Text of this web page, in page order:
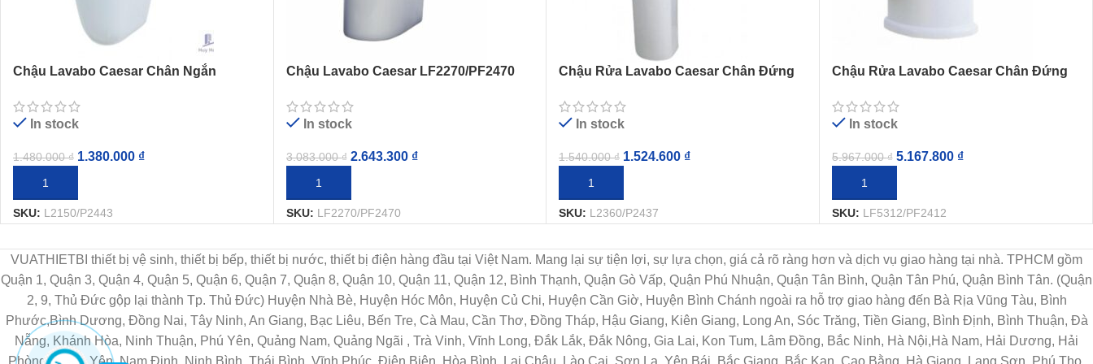
Chậu Lavabo Caesar Chân Ngắn
In stock
1.480.000₫ 1.380.000 ₫
THÊM VÀO GIỎ HÀNG
SKU: L2150/P2443
Chậu Lavabo Caesar LF2270/PF2470
In stock
3.083.000₫ 2.643.300 ₫
THÊM VÀO GIỎ HÀNG
SKU: LF2270/PF2470
Chậu Rửa Lavabo Caesar Chân Đứng
In stock
1.540.000₫ 1.524.600 ₫
THÊM VÀO GIỎ HÀNG
SKU: L2360/P2437
Chậu Rửa Lavabo Caesar Chân Đứng
In stock
5.967.000₫ 5.167.800 ₫
THÊM VÀO GIỎ HÀNG
SKU: LF5312/PF2412
VUATHIETBI thiết bị vệ sinh, thiết bị bếp, thiết bị nước, thiết bị điện hàng đầu tại Việt Nam. Mang lại sự tiện lợi, sự lựa chọn, giá cả rõ ràng hơn và dịch vụ giao hàng tại nhà. TPHCM gồm
Quận 1, Quận 3, Quận 4, Quận 5, Quận 6, Quận 7, Quận 8, Quận 10, Quận 11, Quận 12, Bình Thạnh, Quận Gò Vấp, Quận Phú Nhuận, Quận Tân Bình, Quận Tân Phú, Quận Bình Tân. (Quận
2, 9, Thủ Đức gộp lại thành Tp. Thủ Đức) Huyện Nhà Bè, Huyện Hóc Môn, Huyện Củ Chi, Huyện Cần Giờ, Huyện Bình Chánh ngoài ra hỗ trợ giao hàng đến Bà Rịa Vũng Tàu, Bình
Phước,Bình Dương, Đồng Nai, Tây Ninh, An Giang, Bạc Liêu, Bến Tre, Cà Mau, Cần Thơ, Đồng Tháp, Hậu Giang, Kiên Giang, Long An, Sóc Trăng, Tiền Giang, Bình Định, Bình Thuận, Đà
Nẵng, Khánh Hòa, Ninh Thuận, Phú Yên, Quảng Nam, Quảng Ngãi , Trà Vinh, Vĩnh Long, Đắk Lắk, Đắk Nông, Gia Lai, Kon Tum, Lâm Đồng, Bắc Ninh, Hà Nội,Hà Nam, Hải Dương, Hải
Phòng, Hưng Yên, Nam Định, Ninh Bình, Thái Bình, Vĩnh Phúc, Điện Biên, Hòa Bình, Lai Châu, Lào Cai, Sơn La, Yên Bái, Bắc Giang, Bắc Kạn, Cao Bằng, Hà Giang, Lạng Sơn, Phú Thọ,